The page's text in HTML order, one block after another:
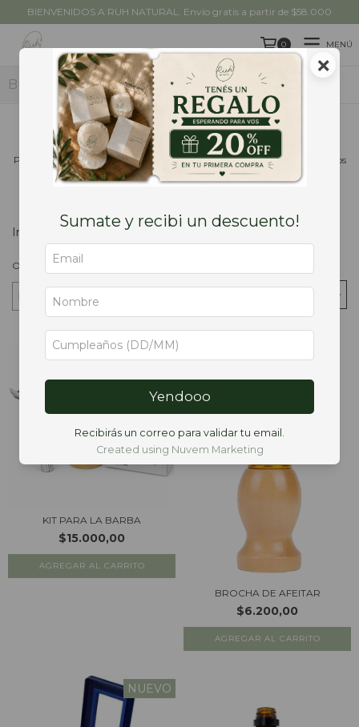
BIENVENIDOS A RUH NATURAL. Envío gratis a partir de $58.000
0 MENÚ
PRODUCTOS
Ruh for Him
Potencia tu estilo y cuidado personal con la línea Ruh for Him, productos
naturales diseñados exclusivamente para el hombre moderno.
Inicio
Ordenar por
FILTRAR
KIT PARA LA BARBA
$15.000,00
BROCHA DE AFEITAR
$6.200,00
NUEVO
×
Sumate y recibi un descuento!
Yendooo
Recibirás un correo para validar tu email.
Created using Nuvem Marketing